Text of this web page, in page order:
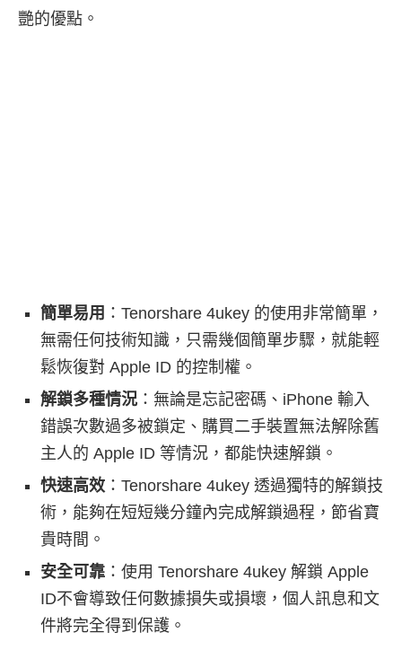
艷的優點。
簡單易用 ：Tenorshare 4ukey 的使用非常簡單，
無需任何技術知識，只需幾個簡單步驟，就能輕
鬆恢復對 Apple ID 的控制權。
解鎖多種情況 ：無論是忘記密碼、iPhone 輸入
錯誤次數過多被鎖定、購買二手裝置無法解除舊
主人的 Apple ID 等情況，都能快速解鎖。
快速高效 ：Tenorshare 4ukey 透過獨特的解鎖技
術，能夠在短短幾分鐘內完成解鎖過程，節省寶
貴時間。
安全可靠 ：使用 Tenorshare 4ukey 解鎖 Apple
ID不會導致任何數據損失或損壞，個人訊息和文
件將完全得到保護。